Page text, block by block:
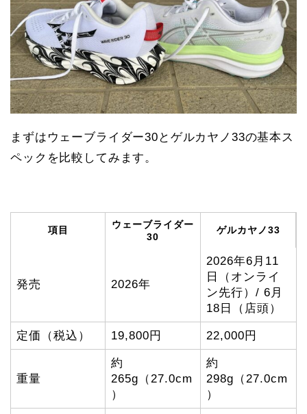
まずはウェーブライダー30とゲルカヤノ33の基本ス
ペックを比較してみます。
項目
ウェーブライダー
30
ゲルカヤノ33
発売 2026年
2026年6月11
日（オンライ
ン先行）/ 6月
18日（店頭）
定価（税込） 19,800円 22,000円
重量
約
265g（27.0cm
）
約
298g（27.0cm
）